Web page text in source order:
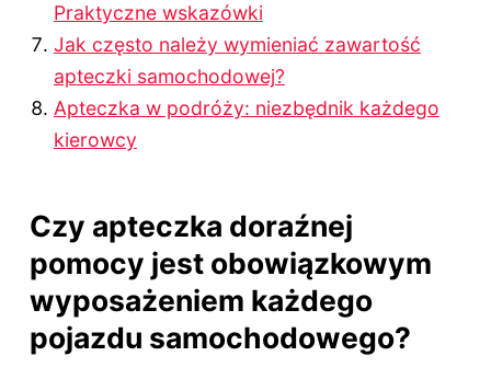
Praktyczne wskazówki
Jak często należy wymieniać zawartość
apteczki samochodowej?
Apteczka w podróży: niezbędnik każdego
kierowcy
Czy apteczka doraźnej
pomocy jest obowiązkowym
wyposażeniem każdego
pojazdu samochodowego?